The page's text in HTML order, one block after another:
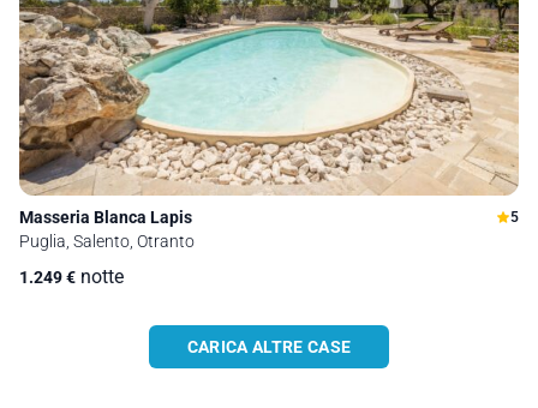
Masseria Blanca Lapis 5
Puglia, Salento, Otranto
1.249€ notte
CARICA ALTRE CASE